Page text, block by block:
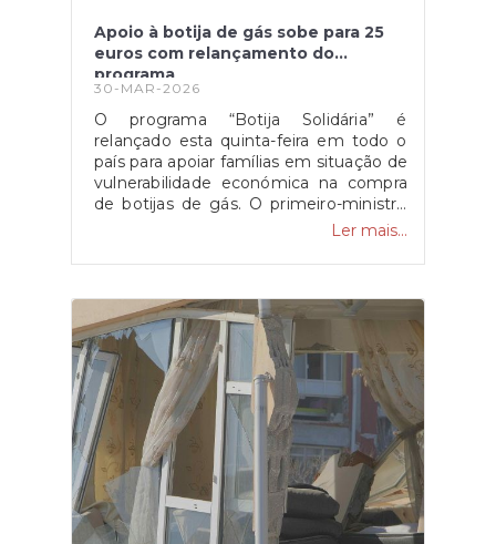
Apoio à botija de gás sobe para 25
euros com relançamento do
programa
30-MAR-2026
O programa “Botija Solidária” é
relançado esta quinta-feira em todo o
país para apoiar famílias em situação de
vulnerabilidade económica na compra
de botijas de gás. O primeiro-ministro
Luís Montenegro anunciou o aumento
durante os próximos três meses,
da guerra no Médio Oriente.
Ler mais...